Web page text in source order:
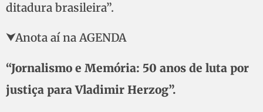
ditadura brasileira”.
⮟Anota aí na AGENDA
“Jornalismo e Memória: 50 anos de luta por
justiça para Vladimir Herzog”.